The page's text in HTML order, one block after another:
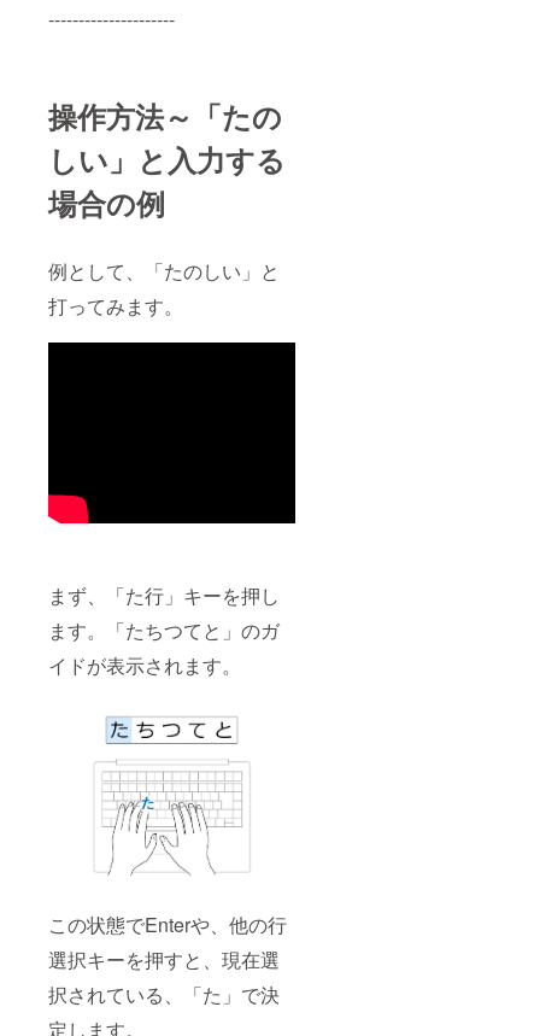
---------------------
操作方法～「たの
しい」と入力する
場合の例
例として、「たのしい」と
打ってみます。
まず、「た行」キーを押し
ます。「たちつてと」のガ
イドが表示されます。
この状態でEnterや、他の行
選択キーを押すと、現在選
択されている、「た」で決
定します。